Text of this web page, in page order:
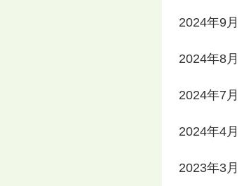
2024年9月
2024年8月
2024年7月
2024年4月
2023年3月